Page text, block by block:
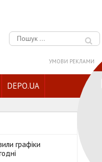
Пошук:
УМОВИ РЕКЛАМИ
DEPO.UA